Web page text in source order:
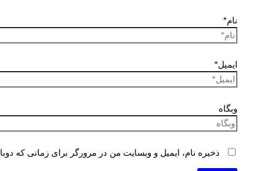
نام*
ایمیل*
وبگاه
ذخیره نام، ایمیل و وبسایت من در مرورگر برای زمانی که